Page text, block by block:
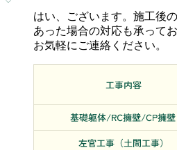
はい、ございます。施工後
あった場合の対応も承って
お気軽にご連絡ください。